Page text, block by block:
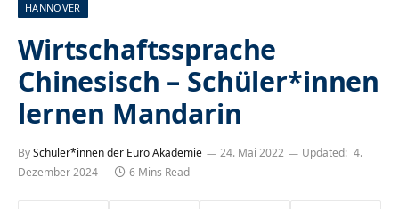
HANNOVER
Wirtschaftssprache
Chinesisch – Schüler*innen
lernen Mandarin
BySchüler*innen der Euro Akademie 24. Mai 2022 Updated: 4.
Dezember 2024
6 Mins Read